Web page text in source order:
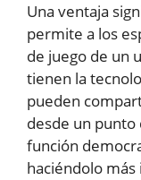
Una ventaja
permite a los
de juego de un
tienen la
pueden
desde un punto
función
haciéndolo